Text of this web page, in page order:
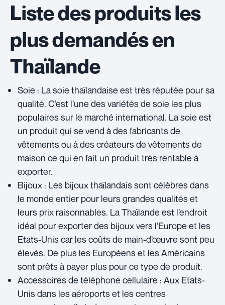
Liste des produits les
plus demandés en
Thaïlande
Soie : La soie thaïlandaise est très réputée pour sa
qualité. C’est l’une des variétés de soie les plus
populaires sur le marché international. La soie est
un produit qui se vend à des fabricants de
vêtements ou à des créateurs de vêtements de
maison ce qui en fait un produit très rentable à
exporter.
Bijoux : Les bijoux thaïlandais sont célèbres dans
le monde entier pour leurs grandes qualités et
leurs prix raisonnables. La Thaïlande est l’endroit
idéal pour exporter des bijoux vers l’Europe et les
Etats-Unis car les coûts de main-d’œuvre sont peu
élevés. De plus les Européens et les Américains
sont prêts à payer plus pour ce type de produit.
Accessoires de téléphone cellulaire : Aux Etats-
Unis dans les aéroports et les centres